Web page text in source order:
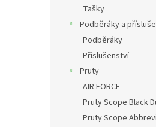
Tašky
Podběráky a
Podběráky
Příslušenství
Pruty
AIR FORCE
Pruty Scope Black
Pruty Scope